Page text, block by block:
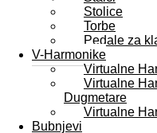
Stolice
Torbe
Pedale za
V-Harmonike
Virtualne
Virtualne
Dugmetare
Virtualne
Bubnjevi